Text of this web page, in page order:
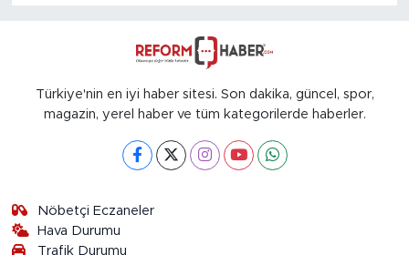
Türkiye'nin en iyi haber sitesi. Son dakika, güncel, spor,
magazin, yerel haber ve tüm kategorilerde haberler.
Nöbetçi Eczaneler
Hava Durumu
Trafik Durumu